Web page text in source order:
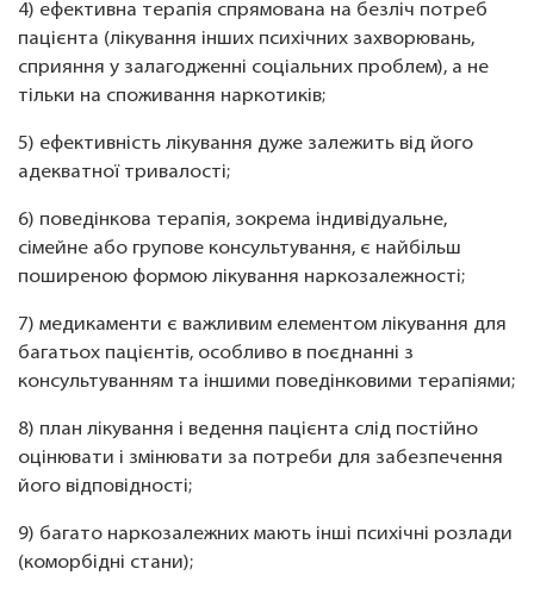
4) ефективна терапія спрямована на безліч потреб
пацієнта (лікування інших психічних захворювань,
сприяння у залагодженні соціальних проблем), а не
тільки на споживання наркотиків;
5) ефективність лікування дуже залежить від його
адекватної тривалості;
6) поведінкова терапія, зокрема індивідуальне,
сімейне або групове консультування, є найбільш
поширеною формою лікування наркозалежності;
7) медикаменти є важливим елементом лікування для
багатьох пацієнтів, особливо в поєднанні з
консультуванням та іншими поведінковими терапіями;
8) план лікування і ведення пацієнта слід постійно
оцінювати і змінювати за потреби для забезпечення
його відповідності;
9) багато наркозалежних мають інші психічні розлади
(коморбідні стани);